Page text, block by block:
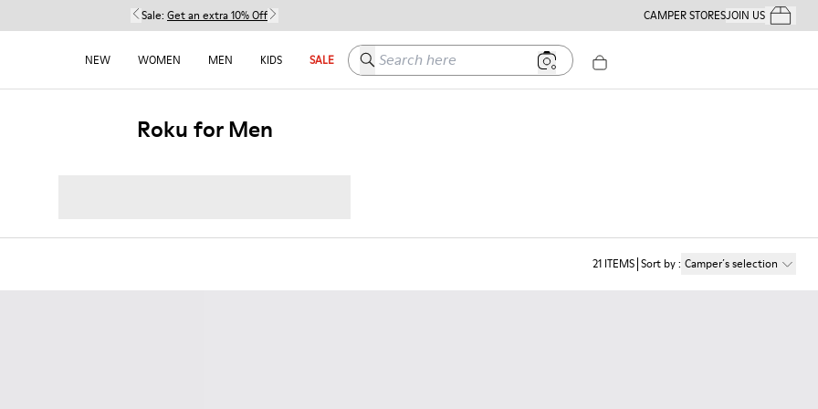
Sale: Get an extra 10% Off CAMPER STORESJOIN USYour
NEW WOMEN MEN KIDS SALE Search here
Roku for Men
21 ITEMS Sort by: Camper´s selection